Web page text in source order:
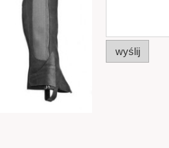
wyślij